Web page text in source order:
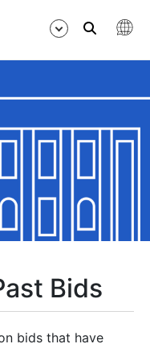
Bids
bids that have